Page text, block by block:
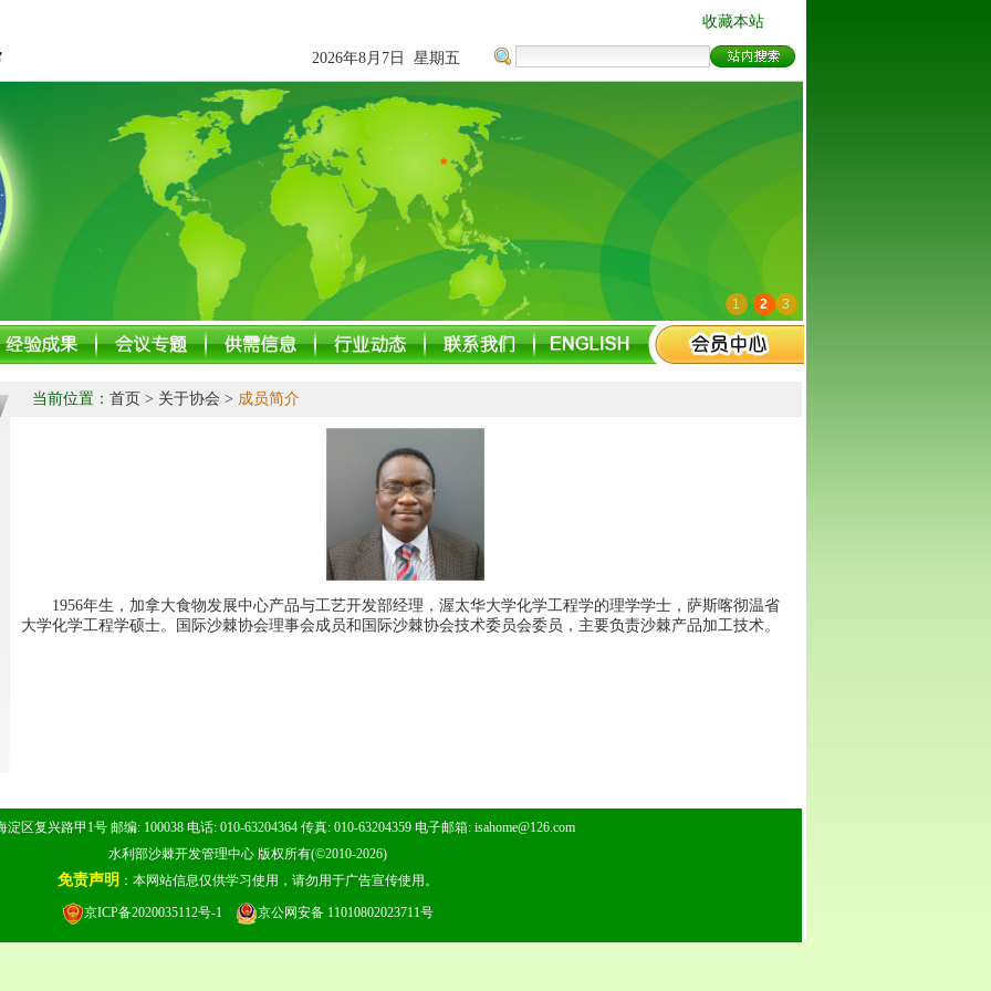
2026年8月7日 星期五
收藏本站
1 2 3
当前位置： 首页 > 关于协会 > 成员简介
1956年生，加拿大食物发展中心产品与工艺开发部经理，渥太华大学化学工程学的理学学士，萨斯喀彻温省
大学化学工程学硕士。国际沙棘协会理事会成员和国际沙棘协会技术委员会委员，主要负责沙棘产品加工技术。
区复兴路甲1号 邮编: 100038 电话: 010-63204364 传真: 010-63204359 电子邮箱: isahome@126.com
水利部沙棘开发管理中心 版权所有(©2010-2026)
免责声明 ：本网站信息仅供学习使用，请勿用于广告宣传使用。
京ICP备2020035112号-1 京公网安备 11010802023711号